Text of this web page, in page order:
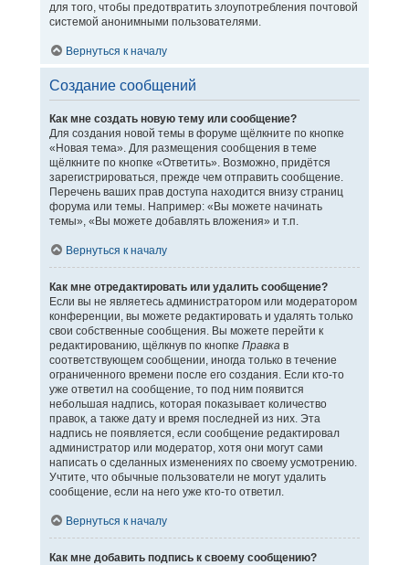
для того, чтобы предотвратить злоупотребления почтовой
системой анонимными пользователями.
Вернуться к началу
Создание сообщений
Как мне создать новую тему или сообщение?
Для создания новой темы в форуме щёлкните по кнопке
«Новая тема». Для размещения сообщения в теме
щёлкните по кнопке «Ответить». Возможно, придётся
зарегистрироваться, прежде чем отправить сообщение.
Перечень ваших прав доступа находится внизу страниц
форума или темы. Например: «Вы можете начинать
темы», «Вы можете добавлять вложения» и т.п.
Вернуться к началу
Как мне отредактировать или удалить сообщение?
Если вы не являетесь администратором или модератором
конференции, вы можете редактировать и удалять только
свои собственные сообщения. Вы можете перейти к
редактированию, щёлкнув по кнопке Правкав
соответствующем сообщении, иногда только в течение
ограниченного времени после его создания. Если кто-то
уже ответил на сообщение, то под ним появится
небольшая надпись, которая показывает количество
правок, а также дату и время последней из них. Эта
надпись не появляется, если сообщение редактировал
администратор или модератор, хотя они могут сами
написать о сделанных изменениях по своему усмотрению.
Учтите, что обычные пользователи не могут удалить
сообщение, если на него уже кто-то ответил.
Вернуться к началу
Как мне добавить подпись к своему сообщению?